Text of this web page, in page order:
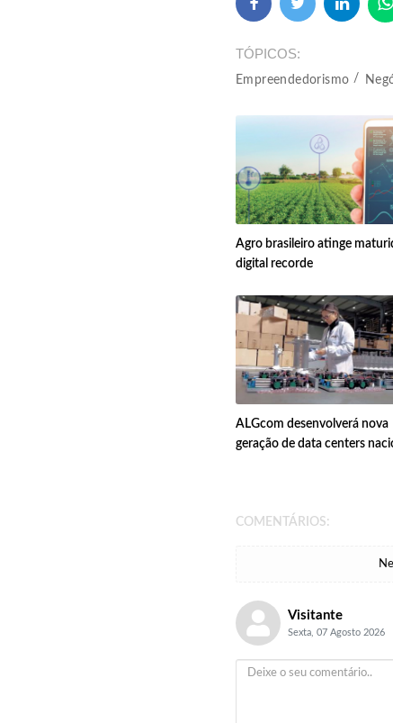
TÓPICOS
Empreendedorismo
Agro brasileiro atinge
digital recorde
ALGcom desenvolverá nova
geração de data centers
COMENTÁRIOS:
Visitante
Sexta, 07 Agosto 2026